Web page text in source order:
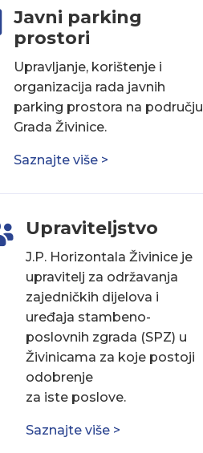
Javni parking
prostori
Upravljanje, korištenje i
organizacija rada javnih
parking prostora na području
Grada Živinice.
Saznajte više >
Upraviteljstvo
J.P. Horizontala Živinice je
upravitelj za održavanja
zajedničkih dijelova i
uređaja stambeno-
poslovnih zgrada (SPZ) u
Živinicama za koje postoji
odobrenje
za iste poslove.
Saznajte više >